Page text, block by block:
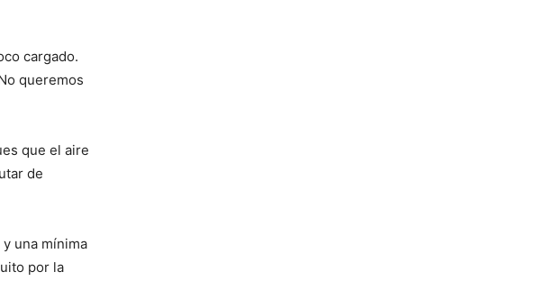
cargado.
queremos
que el aire
de
una mínima
por la